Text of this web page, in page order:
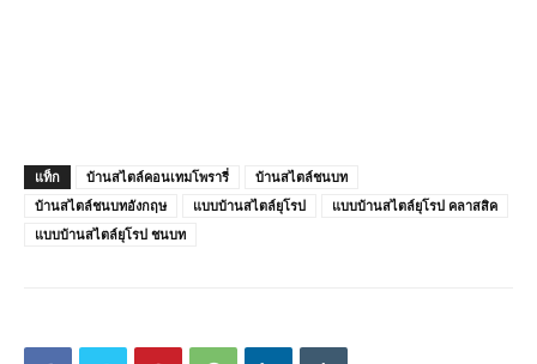
แท็ก บ้านสไตล์คอนเทมโพรารี่
บ้านสไตล์ชนบท
บ้านสไตล์ชนบทอังกฤษ
แบบบ้านสไตล์ยุโรป
แบบบ้านสไตล์ยุโรป คลาสสิค
แบบบ้านสไตล์ยุโรป ชนบท